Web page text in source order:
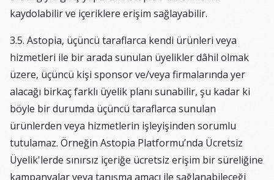
kaydolabilir ve içeriklere erişim sağlayabilir.
3.5. Astopia, üçüncü taraflarca kendi ürünleri veya
hizmetleri ile bir arada sunulan üyelikler dâhil olmak
üzere, üçüncü kişi sponsor ve/veya firmalarında yer
alacağı birkaç farklı üyelik planı sunabilir, şu kadar ki
böyle bir durumda üçüncü taraflarca sunulan
ürünlerden veya hizmetlerin işleyişinden sorumlu
tutulamaz. Örneğin Astopia Platformu’nda Ücretsiz
Üyelik'lerde sınırsız içeriğe ücretsiz erişim bir süreliğine
kampanyalar veya tanışma amacı ile sağlanabileceği